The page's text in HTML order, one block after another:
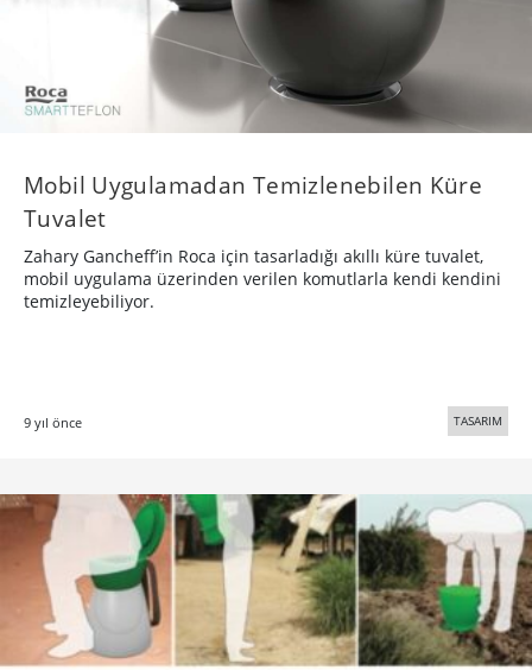
​Mobil Uygulamadan Temizlenebilen Küre
Tuvalet
Zahary Gancheff’in Roca için tasarladığı akıllı küre tuvalet,
mobil uygulama üzerinden verilen komutlarla kendi kendini
temizleyebiliyor.
9 yıl önce TASARIM